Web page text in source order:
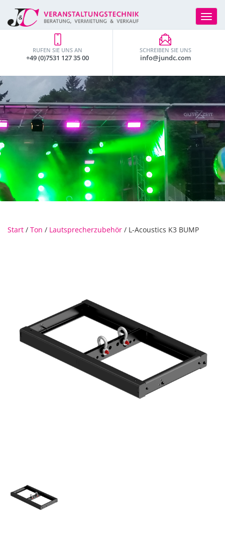
Toggle
SCHREIBEN SIE UNS
info@jundc.com
RUFEN SIE UNS AN
+49 (0)7531 127 35 00
Start / Ton / Lautsprecherzubehör / L-Acoustics K3 BUMP